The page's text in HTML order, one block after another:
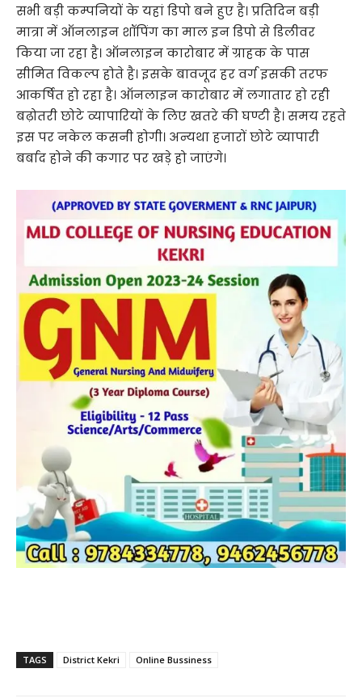
सभी बड़ी कम्पनियों के यहां डिपो बने हुए है। प्रतिदिन बड़ी
मात्रा में ऑनलाइन शॉपिंग का माल इन डिपो से डिलीवर
किया जा रहा है। ऑनलाइन कारोबार में ग्राहक के पास
सीमित विकल्प होते है। इसके बावजूद हर वर्ग इसकी तरफ
आकर्षित हो रहा है। ऑनलाइन कारोबार में लगातार हो रही
बढ़ोतरी छोटे व्यापारियों के लिए खतरे की घण्टी है। समय रहते
इस पर नकेल कसनी होगी। अन्यथा हजारों छोटे व्यापारी
बर्बाद होने की कगार पर खड़े हो जाएंगे।
TAGS District Kekri Online Bussiness